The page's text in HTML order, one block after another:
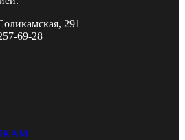
291
69-28